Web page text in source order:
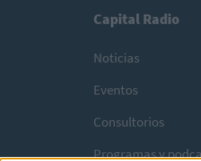
Capital Radio
Noticias
Eventos
Consultorios
Programas y